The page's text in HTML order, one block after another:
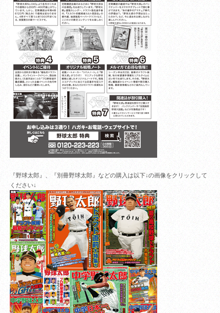
『野球太郎』、『別冊野球太郎』などの購入は以下↓の画像をクリックして
ください↓